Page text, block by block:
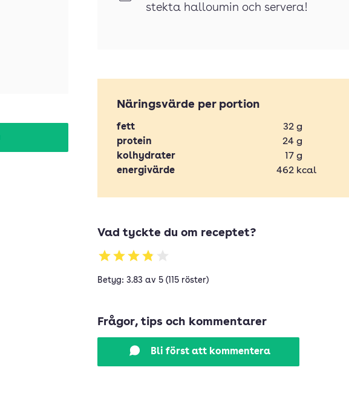
stekta halloumin och servera!
Näringsvärde per portion
fett 32 g
protein
24 g
kolhydrater
17 g
energivärde
462 kcal
Vad tyckte du om receptet?
Betyg: 3.83 av 5 (115 röster)
Frågor, tips och kommentarer
Bli först att kommentera